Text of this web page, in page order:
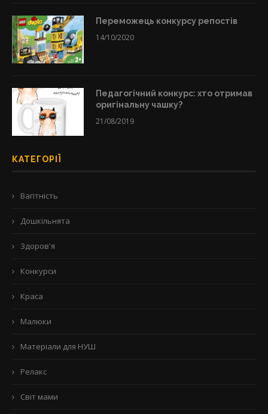
Переможець конкурсу репостів
14/10/2020
Педагогічний конкурс: хто отримав
оригінальну чашку?
21/08/2019
КАТЕГОРІЇ
Вагітність
Дошкільнята
Здоров'я
Конкурси
Краса
Малюки
Матеріали для НУШ
Релакс
Світ мами